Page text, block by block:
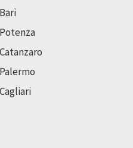
Bari
Potenza
Catanzaro
Palermo
Cagliari